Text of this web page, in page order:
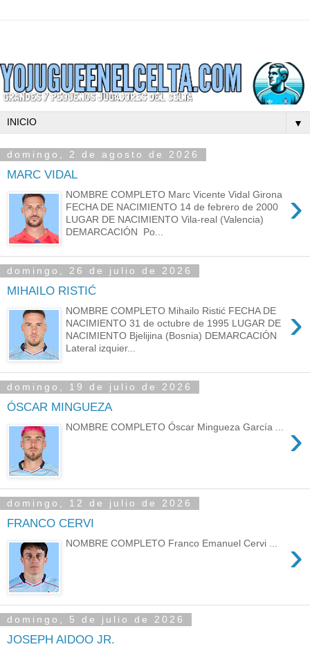
▼
domingo, 2 de agosto de 2026
MARC VIDAL
›
NOMBRE COMPLETO Marc Vicente Vidal Girona
FECHA DE NACIMIENTO 14 de febrero de 2000
LUGAR DE NACIMIENTO Vila-real (Valencia)
DEMARCACIÓN Po...
domingo, 26 de julio de 2026
MIHAILO RISTIĆ
›
NOMBRE COMPLETO Mihailo Ristić FECHA DE
NACIMIENTO 31 de octubre de 1995 LUGAR DE
NACIMIENTO Bjelijina (Bosnia) DEMARCACIÓN
Lateral izquier...
domingo, 19 de julio de 2026
ÓSCAR MINGUEZA
›
NOMBRE COMPLETO Óscar Mingueza García ...
domingo, 12 de julio de 2026
FRANCO CERVI
›
NOMBRE COMPLETO Franco Emanuel Cervi ...
domingo, 5 de julio de 2026
JOSEPH AIDOO JR.